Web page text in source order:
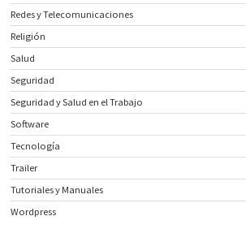
Redes y Telecomunicaciones
Religión
Salud
Seguridad
Seguridad y Salud en el Trabajo
Software
Tecnología
Trailer
Tutoriales y Manuales
Wordpress